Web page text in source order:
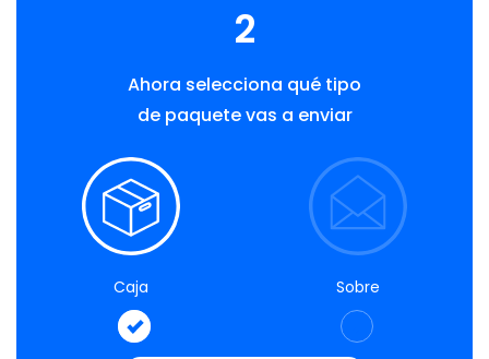
2
Ahora selecciona qué tipo
de paquete vas a enviar
Caja Sobre